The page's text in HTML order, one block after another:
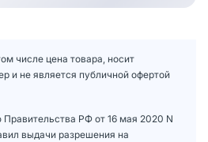
числе цена товара, носит
и не является публичной офертой
РФ от 16 мая 2020 N
выдачи разрешения на